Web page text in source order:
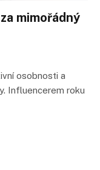
mimořádný
osobnosti a
Influencerem roku